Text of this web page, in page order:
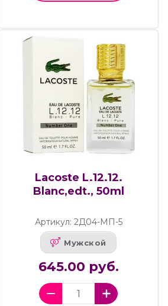
Lacoste L.12.12.
Blanc,edt., 50ml
Артикул: 2Д04-МП-5
Мужской
645.00 руб.